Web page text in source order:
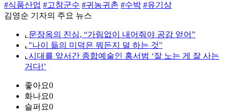
#식품산업 #고창군수 #귀농귀촌 #수박 #유기상
김영순 기자의 주요 뉴스
⌞ 문장옥의 진심, “가림없이 내어줘야 공감 얻어”
⌞ "나이 듦의 미덕은 뭐든지 덜 하는 것"
⌞ 시대를 앞서간 종합예술인 홍서범 ‘잘 노는 게 잘 사는
거다!’
좋아요0
화나요0
슬퍼요0